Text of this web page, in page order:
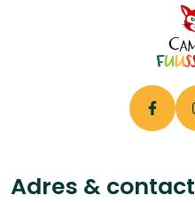
Adres & contact